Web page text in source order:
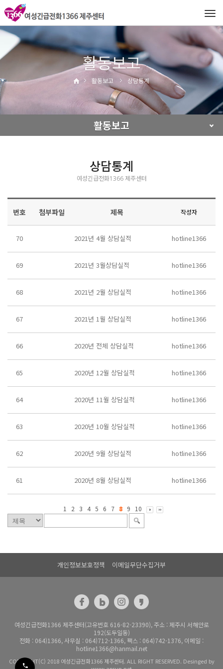
활동보고
활동보고 상담통계
활동보고
상담통계
여성긴급전화1366 제주센터
번호 첨부파일 제목 작성자
70 2021년 4월 상담실적 hotline1366
69 2021년 3월상담실적 hotline1366
68 2021년 2월 상담실적 hotline1366
67 2021년 1월 상담실적 hotline1366
66 2020년 전체 상담실적 hotline1366
65 2020년 12월 상담실적 hotline1366
64 2020년 11월 상담실적 hotline1366
63 2020년 10월 상담실적 hotline1366
62 2020년 9월 상담실적 hotline1366
61 2020년 8월 상담실적 hotline1366
1 2 3 4 5 6 7 8 9 10
개인정보보호정책 이메일무단수집거부
여성긴급전화1366 제주센터(고유번호 616-82-23390), 주소 : 제주시 서해안로
192(도두일동)
전화 : 064)1366, 사무실 : 064)712-1366, 팩스 : 064)742-1376, 이메일 :
hotline1366@hanmail.net
COPYRIGHT(C) 2018 여성긴급전화1366 제주센터. ALL RIGHT RESERVED. Desinged by